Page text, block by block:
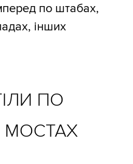
по штабах,
інших
ПО
МОСТАХ